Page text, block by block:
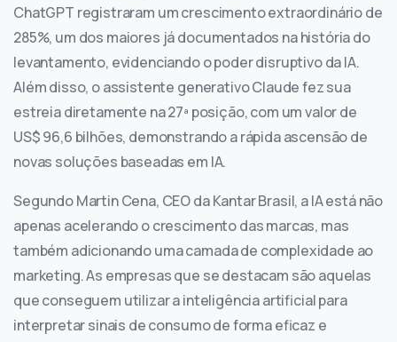
ChatGPT registraram um crescimento extraordinário de
285%, um dos maiores já documentados na história do
levantamento, evidenciando o poder disruptivo da IA.
Além disso, o assistente generativo Claude fez sua
estreia diretamente na 27ª posição, com um valor de
US$ 96,6 bilhões, demonstrando a rápida ascensão de
novas soluções baseadas em IA.
Segundo Martin Cena, CEO da Kantar Brasil, a IA está não
apenas acelerando o crescimento das marcas, mas
também adicionando uma camada de complexidade ao
marketing. As empresas que se destacam são aquelas
que conseguem utilizar a inteligência artificial para
interpretar sinais de consumo de forma eficaz e